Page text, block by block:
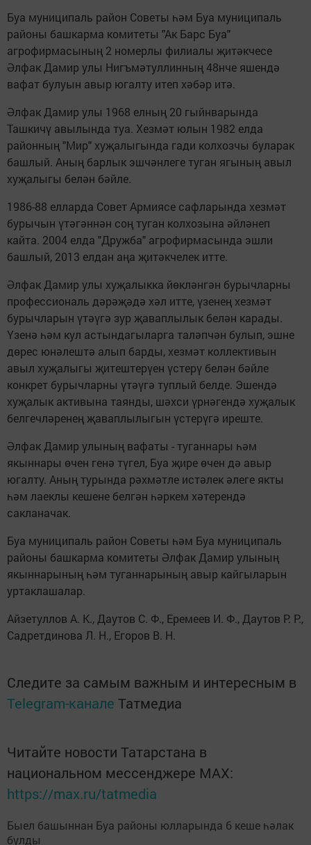
Буа муниципаль район Советы һәм Буа муниципаль
районы башкарма комитеты "Ак Барс Буа"
агрофирмасының 2 номерлы филиалы җитәкчесе
Әлфак Дамир улы Нигъмәтуллинның 48нче яшендә
вафат булуын авыр югалту итеп хәбәр итә.
Әлфак Дамир улы 1968 елның 20 гыйнварында
Ташкичү авылында туа. Хезмәт юлын 1982 елда
районның "Мир" хуҗалыгында гади колхозчы буларак
башлый. Аның барлык эшчәнлеге туган ягының авыл
хуҗалыгы белән бәйле.
1986-88 елларда Совет Армиясе сафларында хезмәт
бурычын үтәгәннән соң туган колхозына әйләнеп
кайта. 2004 елда "Дружба" агрофирмасында эшли
башлый, 2013 елдан аңа җитәкчелек итте.
Әлфак Дамир улы хуҗалыкка йөкләнгән бурычларны
профессиональ дәрәҗәдә хәл итте, үзенең хезмәт
бурычларын үтәүгә зур җаваплылык белән карады.
Үзенә һәм кул астындагыларга таләпчән булып, эшне
дөрес юнәлештә алып барды, хезмәт коллективын
авыл хуҗалыгы җитештерүен үстерү белән бәйле
конкрет бурычларны үтәүгә туплый белде. Эшендә
хуҗалык активына таянды, шәхси үрнәгендә хуҗалык
белгечләренең җаваплылыгын үстерүгә иреште.
Әлфак Дамир улының вафаты - туганнары һәм
якыннары өчен генә түгел, Буа җире өчен дә авыр
югалту. Аның турында рәхмәтле истәлек әлеге якты
һәм лаеклы кешене белгән һәркем хәтерендә
сакланачак.
Буа муниципаль район Советы һәм Буа муниципаль
районы башкарма комитеты Әлфак Дамир улының
якыннарының һәм туганнарының авыр кайгыларын
уртаклашалар.
Айзетуллов А. К., Даутов С. Ф., Еремеев И. Ф., Даутов Р. Р.,
Садретдинова Л. Н., Егоров В. Н.
Следите за самым важным и интересным в
Telegram-канале Татмедиа
Читайте новости Татарстана в
национальном мессенджере MАХ:
https://max.ru/tatmedia
Быел башыннан Буа районы юлларында 6 кеше һәлак
булды